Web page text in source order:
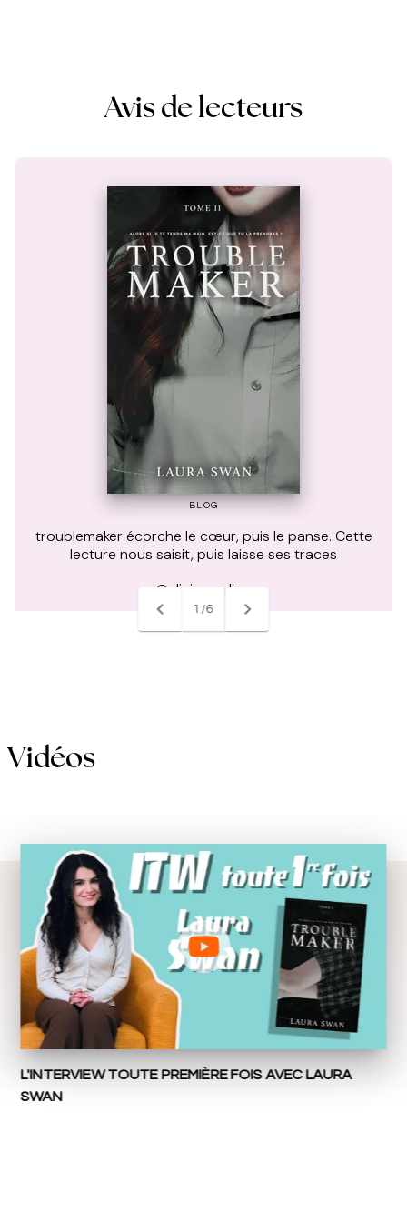
Avis de lecteurs
BLOG
troublemaker écorche le cœur, puis le panse. Cette
lecture nous saisit, puis laisse ses traces
Celiaisreading
BLOG
troublemaker écorche le cœur, puis le panse. Cette
lecture nous saisit, puis laisse ses traces
Celiaisreading
navigate_before 1/6 navigate_next
Vidéos
L'INTERVIEW TOUTE PREMIÈRE FOIS AVEC LAURA
SWAN